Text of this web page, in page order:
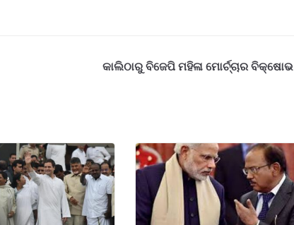
କାଲିଠାରୁ ବିଜେପି ମହିଳା ମୋର୍ଚ୍ଚାର ବିକ୍ଷୋଭ